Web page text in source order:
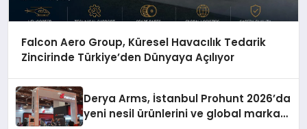
Falcon Aero Group, Küresel Havacılık Tedarik
Zincirinde Türkiye’den Dünyaya Açılıyor
Derya Arms, İstanbul Prohunt 2026’da
yeni nesil ürünlerini ve global marka